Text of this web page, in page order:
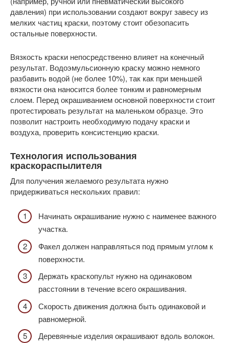
давления) при использовании создают вокруг завесу из
мелких частиц краски, поэтому стоит обезопасить
остальные поверхности.
Вязкость краски непосредственно влияет на конечный
результат. Водоэмульсионную краску можно немного
разбавить водой (не более 10%), так как при меньшей
вязкости она наносится более тонким и равномерным
слоем. Перед окрашиванием основной поверхности стоит
протестировать результат на маленьком образце. Это
позволит настроить необходимую подачу краски и
воздуха, проверить консистенцию краски.
Технология использования
краскораспылителя
Для получения желаемого результата нужно
придерживаться нескольких правил:
Начинать окрашивание нужно с наименее важного
участка.
Факел должен направляться под прямым углом к
поверхности.
Держать краскопульт нужно на одинаковом
расстоянии в течение всего окрашивания.
Скорость движения должна быть одинаковой и
равномерной.
Деревянные изделия окрашивают вдоль волокон.